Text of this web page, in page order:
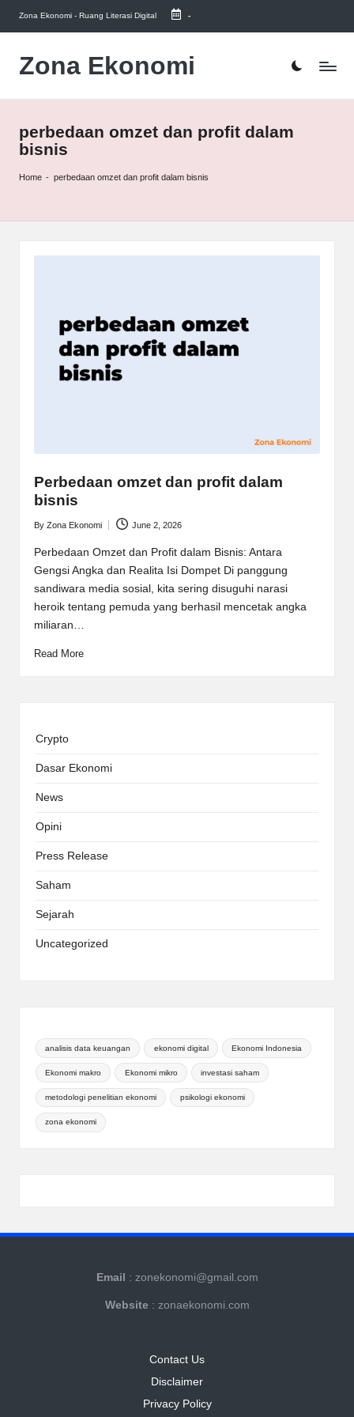
Skip
content
Zona Ekonomi - Ruang Literasi Digital -
Zona Ekonomi
Ruang
perbedaan omzet dan profit dalam
bisnis
Home - perbedaan omzet dan profit dalam bisnis
Perbedaan omzet dan profit dalam
bisnis
Posted
by
By Zona Ekonomi June 2, 2026
Perbedaan Omzet dan Profit dalam Bisnis: Antara
Gengsi Angka dan Realita Isi Dompet Di panggung
sandiwara media sosial, kita sering disuguhi narasi
heroik tentang pemuda yang berhasil mencetak angka
miliaran…
Read More
Crypto
Dasar Ekonomi
News
Opini
Press Release
Saham
Sejarah
Uncategorized
analisis data keuangan ekonomi digital Ekonomi Indonesia
Ekonomi makro Ekonomi mikro investasi saham
metodologi penelitian ekonomi psikologi ekonomi
zona ekonomi
Email : zonekonomi@gmail.com
Website : zonaekonomi.com
Contact Us
Disclaimer
Privacy Policy